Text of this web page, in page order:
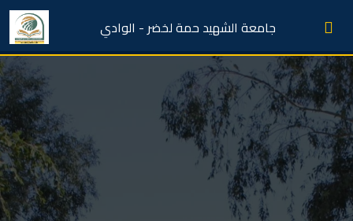
جامعة الشهيد حمة لخضر - الوادي